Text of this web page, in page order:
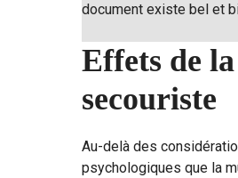
document existe bel et
Effets de
secouriste
Au-delà des
psychologiques que la